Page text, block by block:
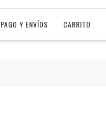
Y ENVÍOS CARRITO